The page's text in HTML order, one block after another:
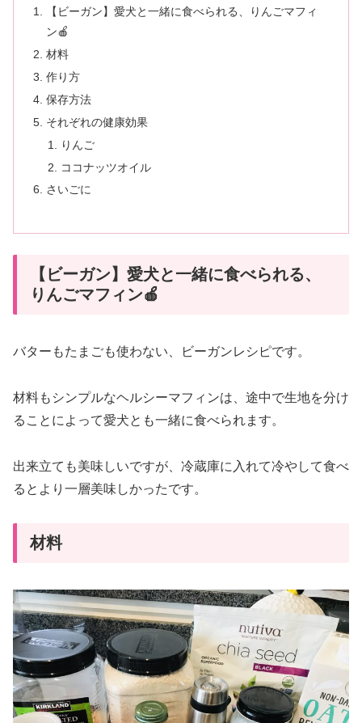
【ビーガン】愛犬と一緒に食べられる、りんごマフィ
ン🍎
材料
作り方
保存方法
それぞれの健康効果
りんご
ココナッツオイル
さいごに
【ビーガン】愛犬と一緒に食べられる、
りんごマフィン🍎
バターもたまごも使わない、ビーガンレシピです。
材料もシンプルなヘルシーマフィンは、途中で生地を分け
ることによって愛犬とも一緒に食べられます。
出来立ても美味しいですが、冷蔵庫に入れて冷やして食べ
るとより一層美味しかったです。
材料